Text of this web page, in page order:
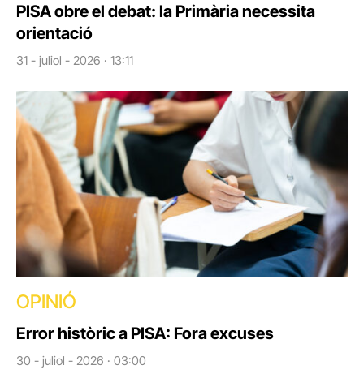
PISA obre el debat: la Primària necessita
orientació
31 - juliol - 2026 · 13:11
OPINIÓ
Error històric a PISA: Fora excuses
30 - juliol - 2026 · 03:00